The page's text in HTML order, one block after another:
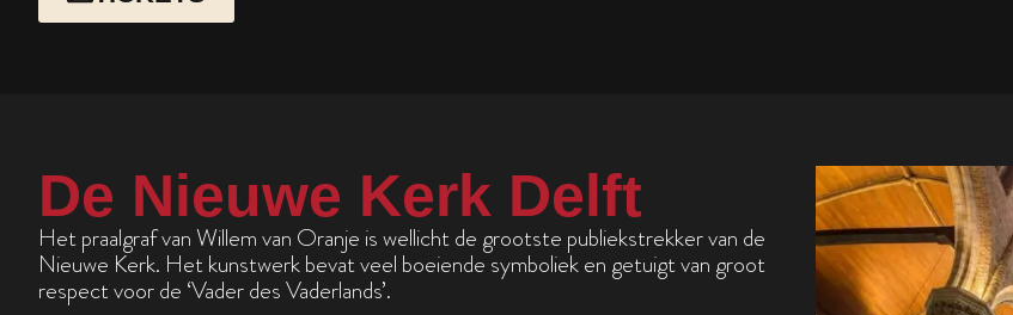
De Nieuwe Kerk Delft
Het praalgraf van Willem van Oranje is wellicht de grootste publiekstrekker van de
Nieuwe Kerk. Het kunstwerk bevat veel boeiende symboliek en getuigt van groot
respect voor de ‘Vader des Vaderlands’.